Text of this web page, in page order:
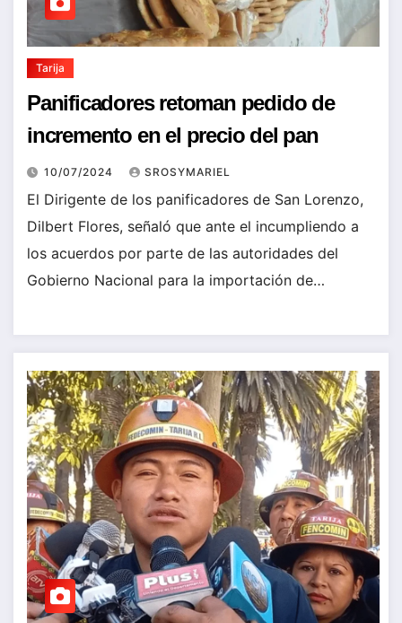
Tarija
Panificadores retoman pedido de
incremento en el precio del pan
10/07/2024 SROSYMARIEL
El Dirigente de los panificadores de San Lorenzo,
Dilbert Flores, señaló que ante el incumpliendo a
los acuerdos por parte de las autoridades del
Gobierno Nacional para la importación de…